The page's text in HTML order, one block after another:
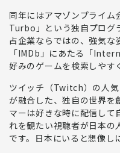
同年にはアマゾンプライ
Turbo」という独自プログ
占企業ならではの、強気な
「IMDb」にあたる「
好みのゲームを検索しやす
ツイッチ（Twitch）の人
が融合した、独自の世界を
マーは好きな時に配信して
れを観たい視聴者が日本の
です。日本にいると想像し